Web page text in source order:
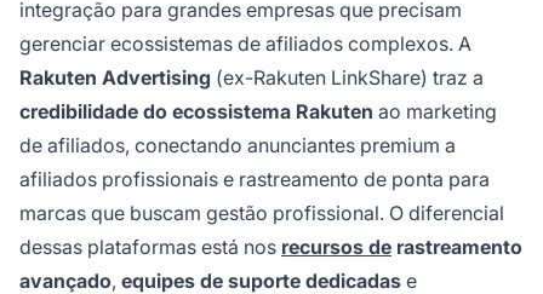
integração para grandes empresas que precisam
gerenciar ecossistemas de afiliados complexos. A
Rakuten Advertising (ex-Rakuten LinkShare) traz a
credibilidade do ecossistema Rakuten ao marketing
de afiliados, conectando anunciantes premium a
afiliados profissionais e rastreamento de ponta para
marcas que buscam gestão profissional. O diferencial
dessas plataformas está nos recursos de rastreamento
avançado, equipes de suporte dedicadas e